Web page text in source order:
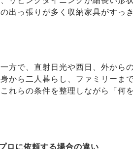
出っ張りが多く収納家具がすっ
方で、直射日光や西日、外から
から二人暮らし、ファミリーま
れらの条件を整理しながら「何
ロに依頼する場合の違い